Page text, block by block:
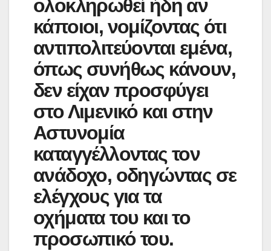
ολοκληρωθεί ήδη αν
κάποιοι, νομίζοντας ότι
αντιπολιτεύονται εμένα,
όπως συνήθως κάνουν,
δεν είχαν προσφύγει
στο Λιμενικό και στην
Αστυνομία
καταγγέλλοντας τον
ανάδοχο, οδηγώντας σε
ελέγχους για τα
οχήματα του και το
προσωπικό του.